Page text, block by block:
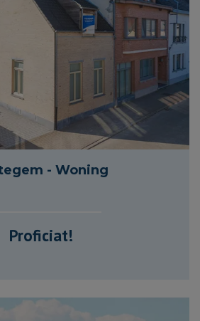
182 m²- Woning
Proficiat!